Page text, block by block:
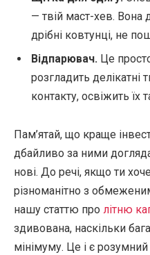
— твій маст-хев. Вона
дрібні ковтунці, не
Відпарювач. Це
розгладить делікатні
контакту, освіжить їх
Пам’ятай, що краще
дбайливо за ними
нові. До речі, якщо ти
різноманітно з
нашу статтю про літню
здивована, наскільки
мінімуму. Це і є